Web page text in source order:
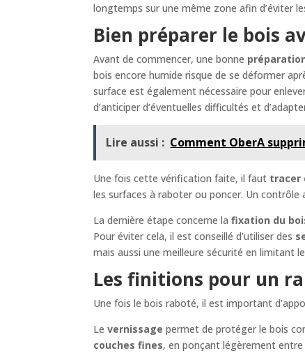
longtemps sur une même zone afin d’éviter
Bien préparer le bois
Avant de commencer, une bonne
bois encore humide risque de se déformer
surface est également nécessaire pour
d’anticiper d’éventuelles difficultés et
Lire aussi : Comment OberA
Une fois cette vérification faite, il faut tracer
les surfaces à raboter ou poncer. Un contrôle
La dernière étape concerne lafixation du
Pour éviter cela, il est conseillé d’utiliser des
mais aussi une meilleure sécurité en limitant
Les finitions pour un
Une fois le bois raboté, il est important
Levernissage permet de protéger le bois
couches fines, en ponçant légèrement